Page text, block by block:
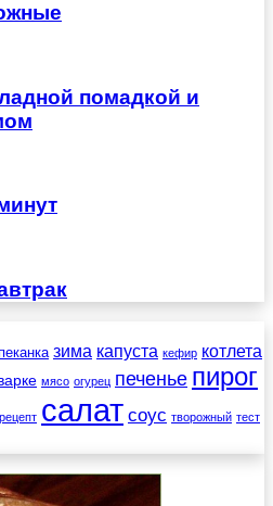
помадкой и
зима капуста кефир котлета
мясо огурец печенье пирог
рецепт салат соус творожный тест